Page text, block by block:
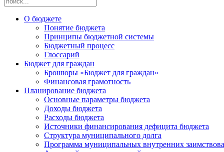
О бюджете
Понятие бюджета
Принципы бюджетной системы
Бюджетный процесс
Глоссарий
Бюджет для граждан
Брошюры «Бюджет для граждан»
Финансовая грамотность
Планирование бюджета
Основные параметры бюджета
Доходы бюджета
Расходы бюджета
Источники финансирования дефицита бюджета
Структура муниципального долга
Программа муниципальных внутренних